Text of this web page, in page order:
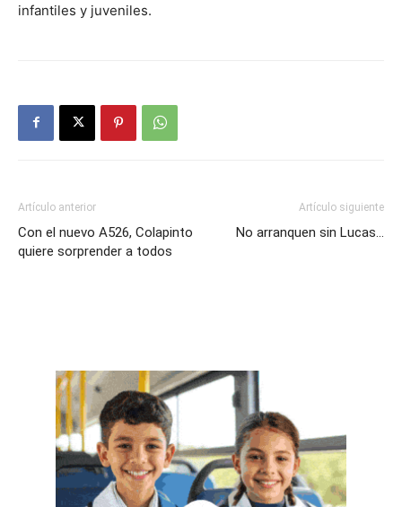
infantiles y juveniles.
Artículo anterior
Con el nuevo A526, Colapinto
quiere sorprender a todos
Artículo siguiente
No arranquen sin Lucas…